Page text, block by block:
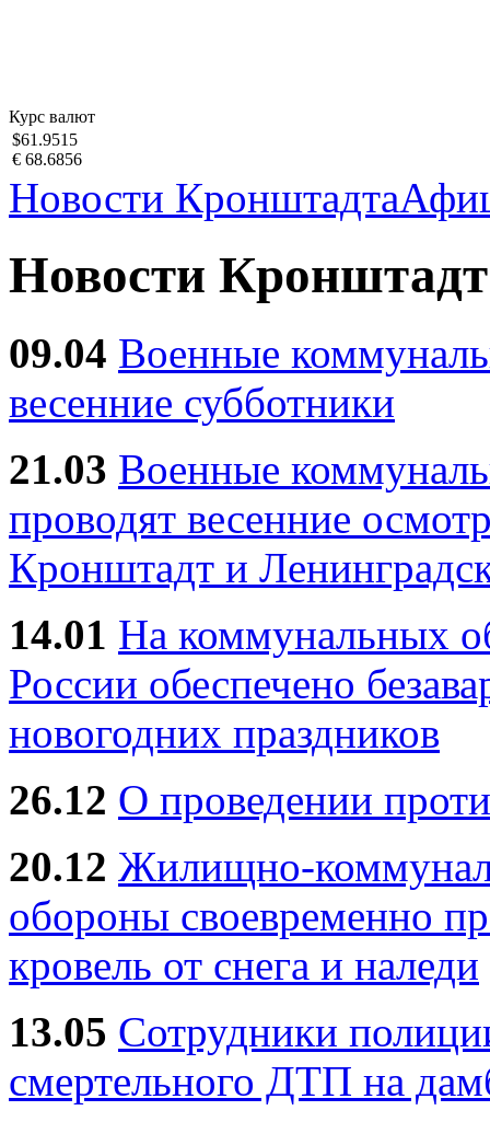
Курс валют
$61.9515
€ 68.6856
Новости Кронштадта
Новости
09.04 Военные
весенние субботники
21.03 Военные
проводят весенние
Кронштадт и
14.01 На коммунальных
России обеспечено
новогодних праздников
26.12 О проведении
20.12 Жилищно-
обороны своевременно
кровель от снега и наледи
13.05 Сотрудники
смертельного ДТП на